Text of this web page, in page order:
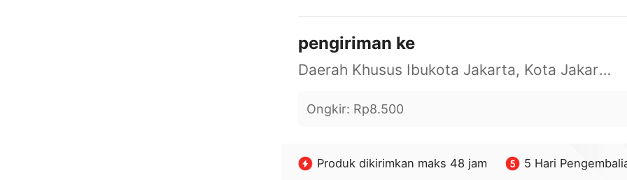
pengiriman ke
Daerah Khusus Ibukota Jakarta, Kota Jakarta Barat, Cengkareng, yy
Ongkir: Rp8.500
Produk dikirimkan maks 48 jam 5 Hari